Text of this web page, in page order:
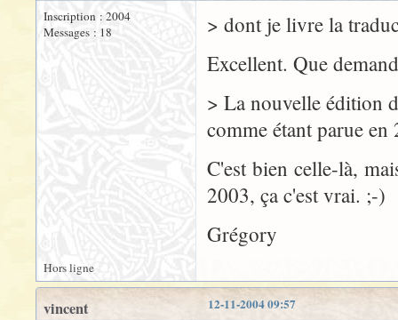
Inscription : 2004
Messages : 18
> dont je livre la
Excellent. Que
> La nouvelle édition
comme étant parue en
C'est bien celle-là,
2003, ça c'est vrai. ;-)
Grégory
Hors ligne
12-11-2004 09:57
vincent